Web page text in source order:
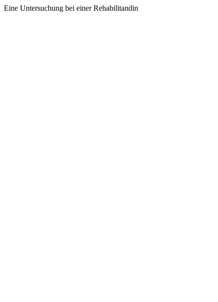
Eine Untersuchung bei einer Rehabilitandin